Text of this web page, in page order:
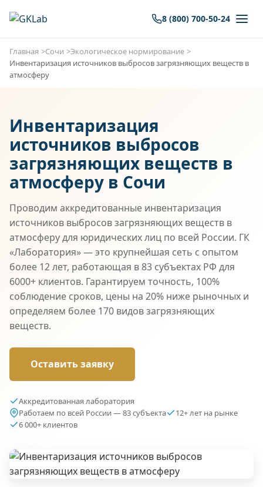
8 (800) 700-50-24
Главная Сочи
Экологическое нормирование
Инвентаризация источников выбросов загрязняющих веществ в
атмосферу
Инвентаризация
источников выбросов
загрязняющих веществ в
атмосферу в Сочи
Проводим аккредитованные инвентаризация
источников выбросов загрязняющих веществ в
атмосферу для юридических лиц по всей России. ГК
«Лаборатория» — это крупнейшая сеть с опытом
более 12 лет, работающая в 83 субъектах РФ для
6000+ клиентов. Гарантируем точность, 100%
соблюдение сроков, цены на 20% ниже рыночных и
определяем более 170 видов загрязняющих
веществ.
Оставить заявку
Аккредитованная лаборатория
Работаем по всей России — 83 субъекта
12+ лет на рынке
6 000+ клиентов